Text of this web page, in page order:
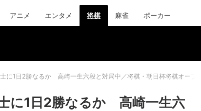
アニメ エンタメ 将棋 麻雀 ポーカー
に1日2勝なるか 高崎一生六段と対局中／将棋・朝日杯将棋オープ
に1日2勝なるか 高崎一生六